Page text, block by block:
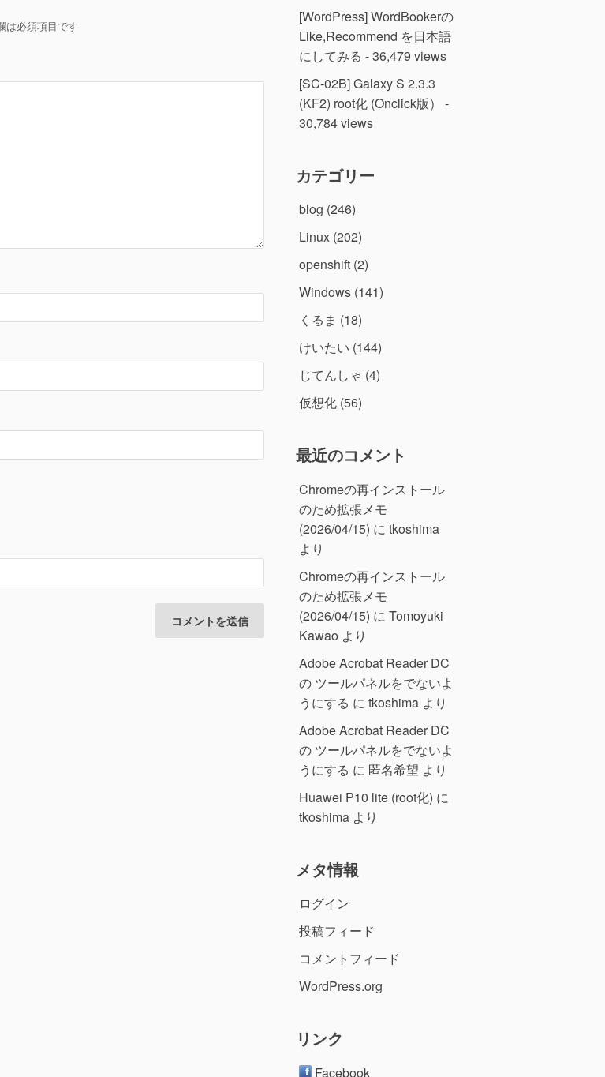
は必須項目です
[WordPress] WordBookerの
Like,Recommend を日本語
にしてみる - 36,479 views
[SC-02B] Galaxy S 2.3.3
(KF2) root化 (Onclick版）
-
30,784 views
カテゴリー
blog (246)
Linux (202)
openshift (2)
Windows (141)
くるま (18)
けいたい (144)
じてんしゃ (4)
仮想化 (56)
最近のコメント
Chromeの再インストール
のため拡張メモ
(2026/04/15) に tkoshima
より
Chromeの再インストール
のため拡張メモ
(2026/04/15) に Tomoyuki
Kawao より
Adobe Acrobat Reader DC
の ツールパネルをでないよ
うにする に tkoshima より
Adobe Acrobat Reader DC
の ツールパネルをでないよ
うにする に 匿名希望 より
Huawei P10 lite (root化) に
tkoshima より
メタ情報
ログイン
投稿フィード
コメントフィード
WordPress.org
リンク
Facebook